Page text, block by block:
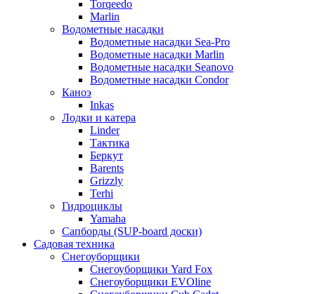
Torqeedo
Marlin
Водометные насадки
Водометные насадки Sea-Pro
Водометные насадки Marlin
Водометные насадки Seanovo
Водометные насадки Condor
Каноэ
Inkas
Лодки и катера
Linder
Тактика
Беркут
Barents
Grizzly
Terhi
Гидроциклы
Yamaha
Сапборды (SUP-board доски)
Садовая техника
Снегоуборщики
Снегоуборщики Yard Fox
Снегоуборщики EVOline